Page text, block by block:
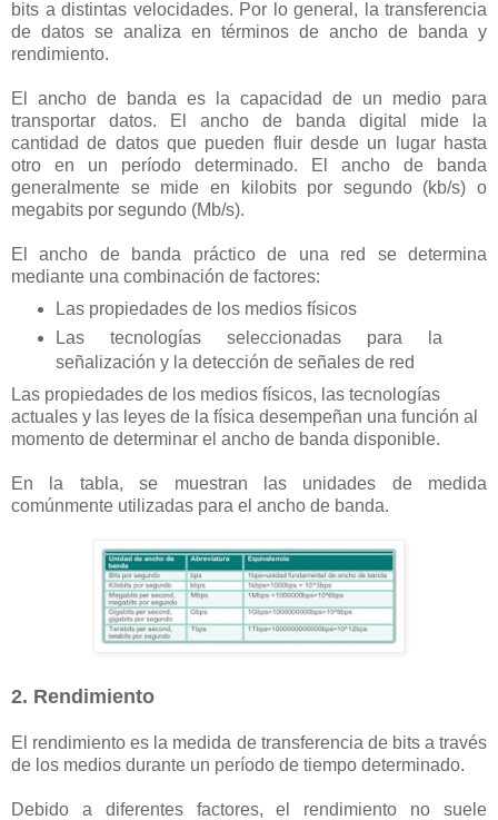
bits a distintas velocidades. Por lo general, la transferencia
de datos se analiza en términos de ancho de banda y
rendimiento.
El ancho de banda es la capacidad de un medio para
transportar datos. El ancho de banda digital mide la
cantidad de datos que pueden fluir desde un lugar hasta
otro en un período determinado. El ancho de banda
generalmente se mide en kilobits por segundo (kb/s) o
megabits por segundo (Mb/s).
El ancho de banda práctico de una red se determina
mediante una combinación de factores:
Las propiedades de los medios físicos
Las tecnologías seleccionadas para la
señalización y la detección de señales de red
Las propiedades de los medios físicos, las tecnologías
actuales y las leyes de la física desempeñan una función al
momento de determinar el ancho de banda disponible.
En la tabla, se muestran las unidades de medida
comúnmente utilizadas para el ancho de banda.
2. Rendimiento
El rendimiento es la medida de transferencia de bits a través
de los medios durante un período de tiempo determinado.
Debido a diferentes factores, el rendimiento no suele